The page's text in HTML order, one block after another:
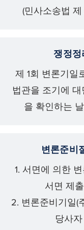
(민사소송법
쟁정정
제 1회 변론기일
법관을 조기에
을 확인하는
변론준비
1. 서면에 의한
서면 제
2. 변론준비기일(
당사